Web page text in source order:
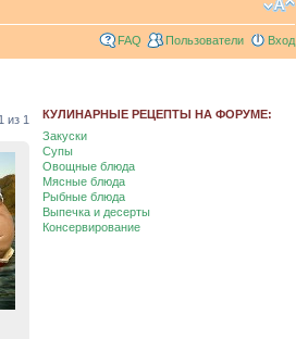
FAQ Пользователи Вход
из 1
КУЛИНАРНЫЕ РЕЦЕПТЫ НА ФОРУМЕ:
Закуски
Супы
Овощные блюда
Мясные блюда
Рыбные блюда
Выпечка и десерты
Консервирование